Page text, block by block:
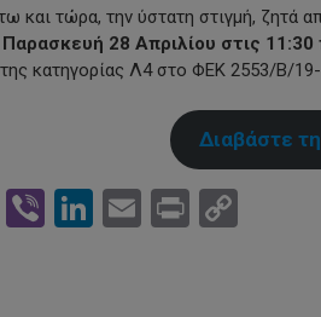
και τώρα, την ύστατη στιγμή, ζητά
28 Απριλίου στις 11:30
κατηγορίας Λ4 στο ΦΕΚ 2553/Β/19-
Διαβάστε
Twitter
ViberLinkedIn
Email
Print